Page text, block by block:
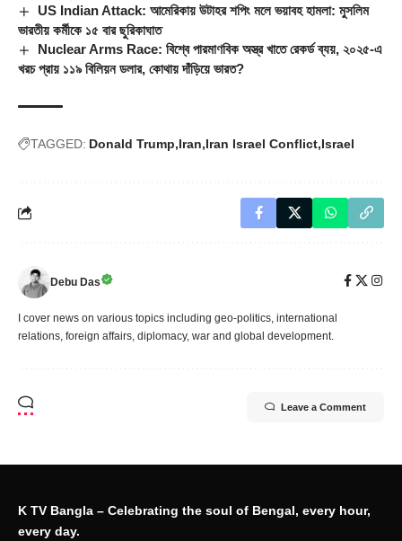
US Indian Attack: আমেরিকায় উটাহর শপিং মলে ভয়াবহ হামলা: মুসলিম
ভারতীয় কর্মীকে ১৫ বার ছুরিকাঘাত
Nuclear Arms Race: বিশ্বে পারমাণবিক অস্ত্র খাতে রেকর্ড ব্যয়, ২০২৫-এ
খরচ প্রায় ১১৯ বিলিয়ন ডলার, কোথায় দাঁড়িয়ে ভারত?
TAGGED: Donald Trump Iran Iran Israel Conflict Israel
Debu Das
I cover news on various topics including geo-politics, international
relations, foreign affairs, diplomacy, war and global development.
Leave a Comment
K TV Bangla – Celebrating the soul of Bengal, every hour,
every day.